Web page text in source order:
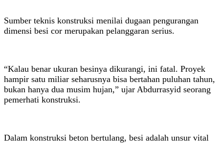
Sumber teknis konstruksi menilai dugaan pengurangan
dimensi besi cor merupakan pelanggaran serius.
“Kalau benar ukuran besinya dikurangi, ini fatal. Proyek
hampir satu miliar seharusnya bisa bertahan puluhan tahun,
bukan hanya dua musim hujan,” ujar Abdurrasyid seorang
pemerhati konstruksi.
Dalam konstruksi beton bertulang, besi adalah unsur vital